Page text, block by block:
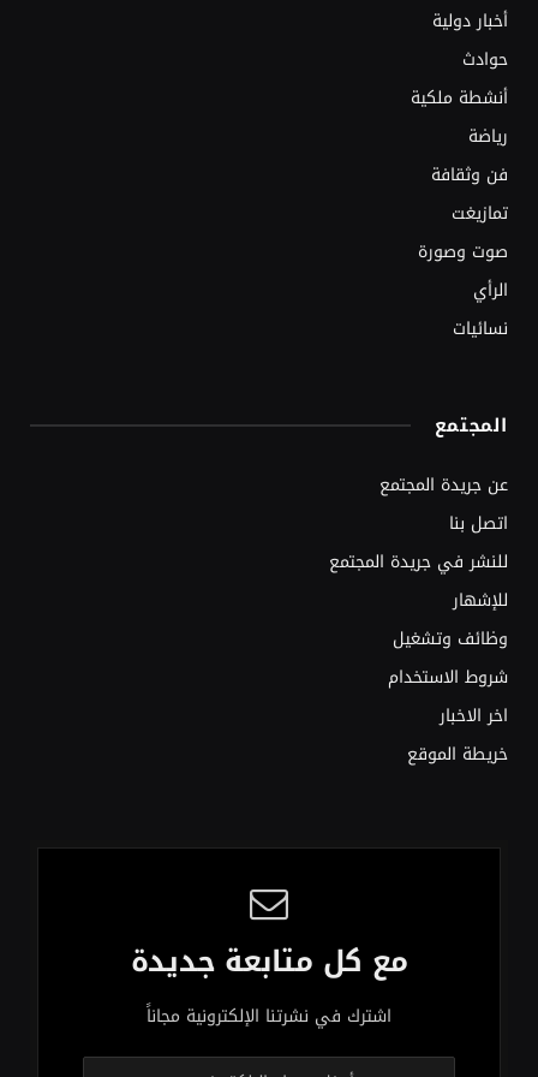
أخبار دولية
حوادث
أنشطة ملكية
رياضة
فن وثقافة
تمازيغت
صوت وصورة
الرأي
نسائيات
المجتمع
عن جريدة المجتمع
اتصل بنا
للنشر في جريدة المجتمع
للإشهار
وظائف وتشغيل
شروط الاستخدام
اخر الاخبار
خريطة الموقع
مع كل متابعة جديدة
اشترك في نشرتنا الإلكترونية مجاناً